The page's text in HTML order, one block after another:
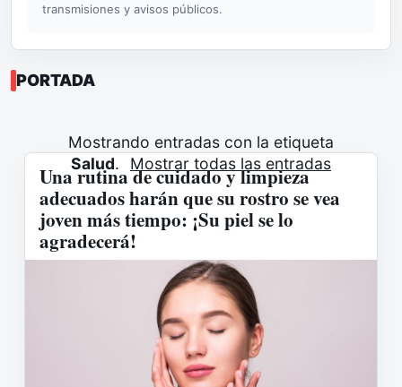
transmisiones y avisos públicos.
PORTADA
Mostrando entradas con la etiqueta
Salud. Mostrar todas las entradas
Una rutina de cuidado y limpieza
adecuados harán que su rostro se vea
joven más tiempo: ¡Su piel se lo
agradecerá!